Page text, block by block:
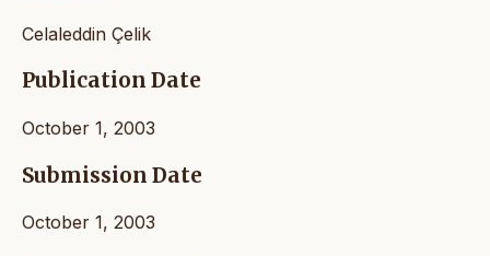
Celaleddin Çelik
Publication Date
October 1, 2003
Submission Date
October 1, 2003